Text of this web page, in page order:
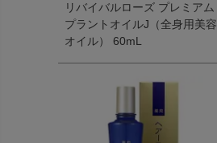
リバイバルローズ プレミアム
プラントオイルJ（全身用美容
オイル） 60mL